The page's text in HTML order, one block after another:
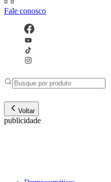
Fale conosco
Voltar
publicidade